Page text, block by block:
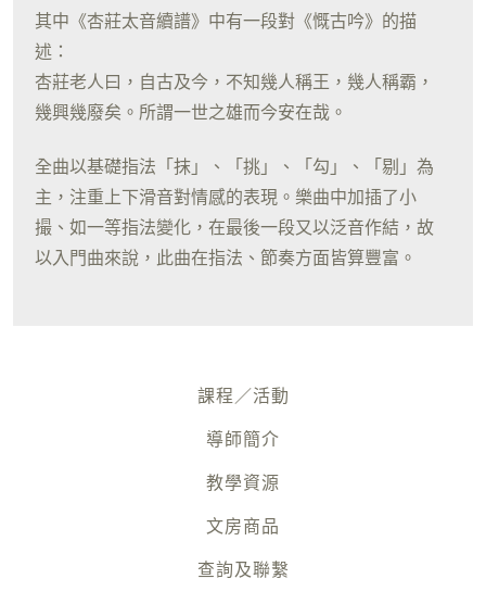
其中《杏莊太音續譜》中有一段對《慨古吟》的描
述：
杏莊老人曰，自古及今，不知幾人稱王，幾人稱霸，
幾興幾廢矣。所謂一世之雄而今安在哉。
全曲以基礎指法「抹」、「挑」、「勾」、「剔」為
主，注重上下滑音對情感的表現。樂曲中加插了小
撮、如一等指法變化，在最後一段又以泛音作結，故
以入門曲來說，此曲在指法、節奏方面皆算豐富。
課程／活動
導師簡介
教學資源
文房商品
查詢及聯繫